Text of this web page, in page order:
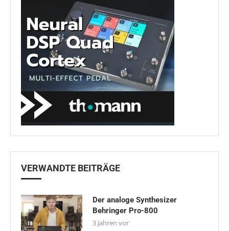
VERWANDTE BEITRÄGE
Der analoge Synthesizer
Behringer Pro-800
3 Jahren vor